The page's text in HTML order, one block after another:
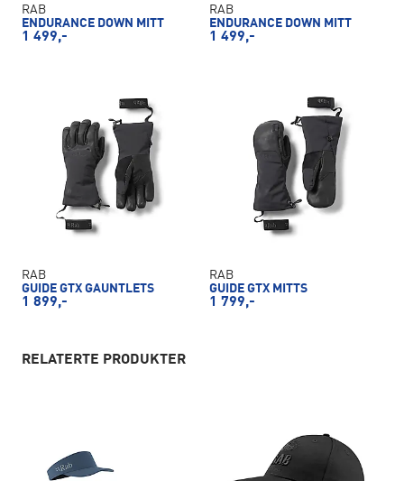
RAB
ENDURANCE DOWN MITT
1 499,-
RAB
ENDURANCE DOWN MITT
1 499,-
RAB
GUIDE GTX GAUNTLETS
1 899,-
RAB
GUIDE GTX MITTS
1 799,-
RELATERTE PRODUKTER